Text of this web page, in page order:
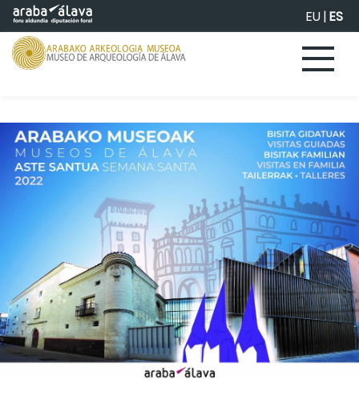
Saltar al contenido principal EU|ES